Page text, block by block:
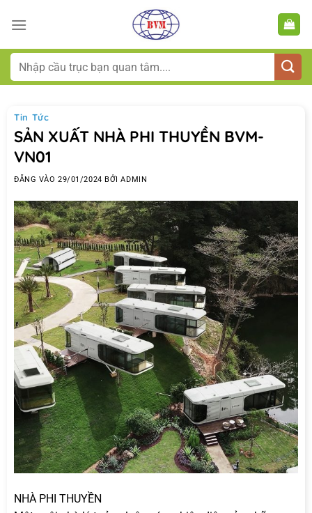
qua
dungTìm
kiếm:
Tin Tức
SẢN XUẤT NHÀ PHI THUYỀN BVM-
VN01
ĐĂNG VÀO29/01/2024 BỞIADMIN
NHÀ PHI THUYỀN